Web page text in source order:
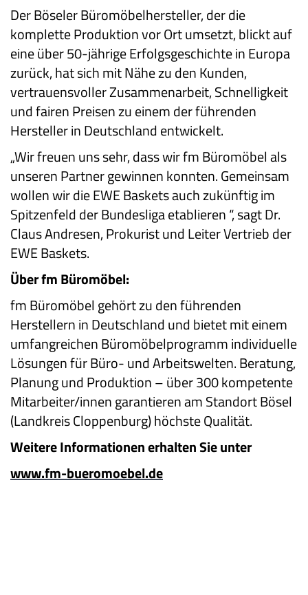
Der Böseler Büromöbelhersteller, der die
komplette Produktion vor Ort umsetzt, blickt auf
eine über 50-jährige Erfolgsgeschichte in Europa
zurück, hat sich mit Nähe zu den Kunden,
vertrauensvoller Zusammenarbeit, Schnelligkeit
und fairen Preisen zu einem der führenden
Hersteller in Deutschland entwickelt.
„Wir freuen uns sehr, dass wir fm Büromöbel als
unseren Partner gewinnen konnten. Gemeinsam
wollen wir die EWE Baskets auch zukünftig im
Spitzenfeld der Bundesliga etablieren “, sagt Dr.
Claus Andresen, Prokurist und Leiter Vertrieb der
EWE Baskets.
Über fm Büromöbel:
fm Büromöbel gehört zu den führenden
Herstellern in Deutschland und bietet mit einem
umfangreichen Büromöbelprogramm individuelle
Lösungen für Büro- und Arbeitswelten. Beratung,
Planung und Produktion – über 300 kompetente
Mitarbeiter/innen garantieren am Standort Bösel
(Landkreis Cloppenburg) höchste Qualität.
Weitere Informationen erhalten Sie unter
www.fm-bueromoebel.de